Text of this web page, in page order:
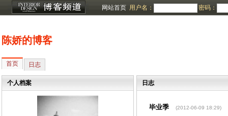
网站首页 用户名： 密码：
陈娇的博客
首页 日志
个人档案 日志
毕业季 (2012-06-09 18:29)